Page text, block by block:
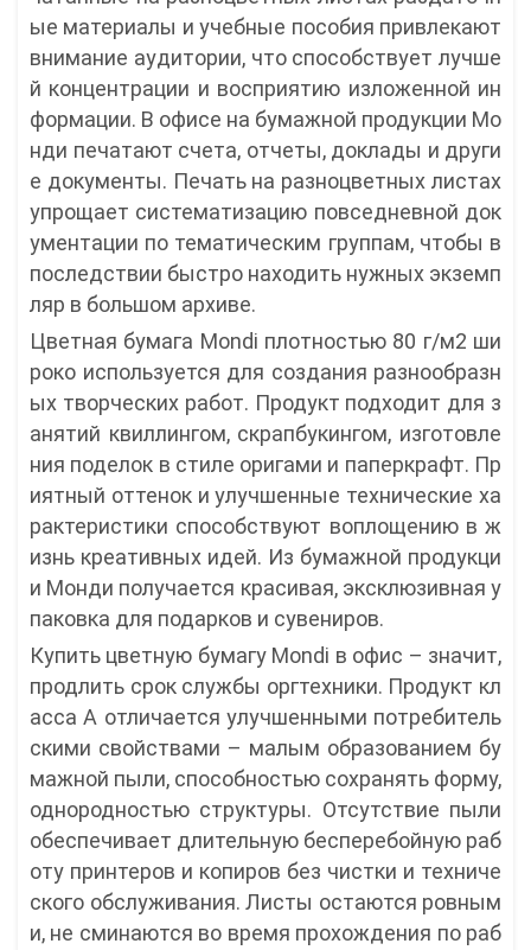
ые материалы и учебные пособия привлекают
внимание аудитории, что способствует лучше
й концентрации и восприятию изложенной ин
формации. В офисе на бумажной продукции Мо
нди печатают счета, отчеты, доклады и други
е документы. Печать на разноцветных листах
упрощает систематизацию повседневной док
ументации по тематическим группам, чтобы в
последствии быстро находить нужных экземп
ляр в большом архиве.
Цветная бумага Mondi плотностью 80 г/м2 ши
роко используется для создания разнообразн
ых творческих работ. Продукт подходит для з
анятий квиллингом, скрапбукингом, изготовле
ния поделок в стиле оригами и паперкрафт. Пр
иятный оттенок и улучшенные технические ха
рактеристики способствуют воплощению в ж
изнь креативных идей. Из бумажной продукци
и Монди получается красивая, эксклюзивная у
паковка для подарков и сувениров.
Купить цветную бумагу Mondi в офис – значит,
продлить срок службы оргтехники. Продукт кл
асса A отличается улучшенными потребитель
скими свойствами – малым образованием бу
мажной пыли, способностью сохранять форму,
однородностью структуры. Отсутствие пыли
обеспечивает длительную бесперебойную раб
оту принтеров и копиров без чистки и техниче
ского обслуживания. Листы остаются ровным
и, не сминаются во время прохождения по раб